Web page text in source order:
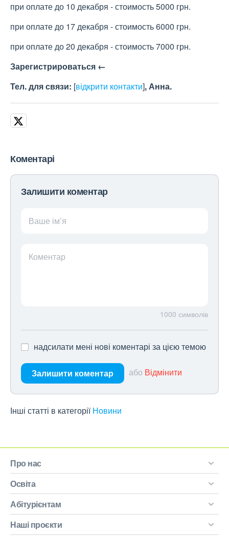
при оплате до 10 декабря - стоимость 5000 грн.
при оплате до 17 декабря - стоимость 6000 грн.
при оплате до 20 декабря - стоимость 7000 грн.
Зарегистрироваться ←
Тел. для связи: [відкрити контакти], Анна.
Коментарі
Залишити коментар
Ваше ім’я
Коментар
1000 символів
надсилати мені нові коментарі за цією темою
Залишити коментар або Відмінити
Інші статті в категорії Новини
Про нас
Освіта
Абітурієнтам
Наші проєкти